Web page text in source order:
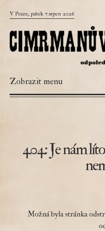
V Praze, pátek 7.srpen 2026
Zobrazit menu
404: Je nám
Možná byla stránka